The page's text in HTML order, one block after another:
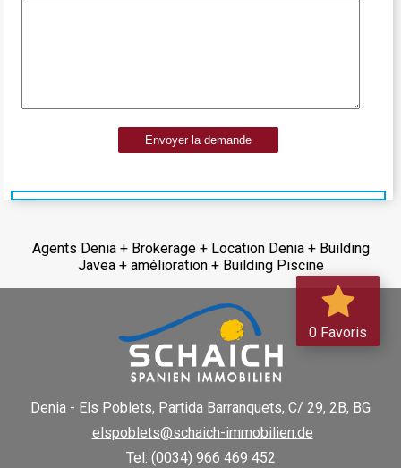
Envoyer la demande
Agents Denia + Brokerage + Location Denia + Building
Javea + amélioration + Building Piscine
0 Favoris
Denia - Els Poblets, Partida Barranquets, C/ 29, 2B, BG
elspoblets@schaich-immobilien.de
Tel: (0034) 966 469 452